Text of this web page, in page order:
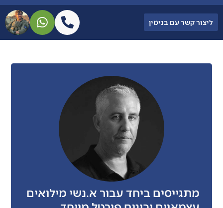
ליצור קשר עם בנימין
מתגייסים ביחד עבור א.נשי מילואים